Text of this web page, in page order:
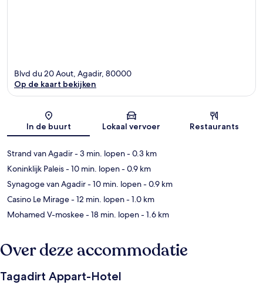
Kaart
Blvd du 20 Aout, Agadir, 80000
Op de kaart bekijken
In de buurt Lokaal vervoer Restaurants
Strand van Agadir- 3 min. lopen- 0.3 km
Koninklijk Paleis- 10 min. lopen- 0.9 km
Synagoge van Agadir- 10 min. lopen- 0.9 km
Casino Le Mirage- 12 min. lopen- 1.0 km
Mohamed V-moskee- 18 min. lopen- 1.6 km
Over deze accommodatie
Tagadirt Appart-Hotel